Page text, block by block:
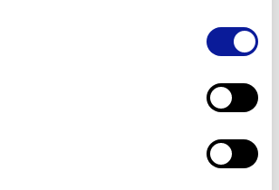
분석을 통해 후속 케어를 받을 수 있습니다.
보 제공
를 통해 최신 유전학 정보를 제공해 드립니다.